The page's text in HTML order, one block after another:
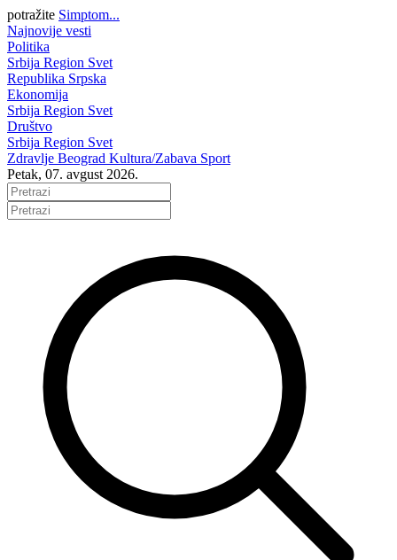
potražite Simptom...
Najnovije vesti
Politika
Srbija Region Svet
Republika Srpska
Ekonomija
Srbija Region Svet
Društvo
Srbija Region Svet
Zdravlje Beograd Kultura/Zabava Sport
Petak, 07. avgust 2026.